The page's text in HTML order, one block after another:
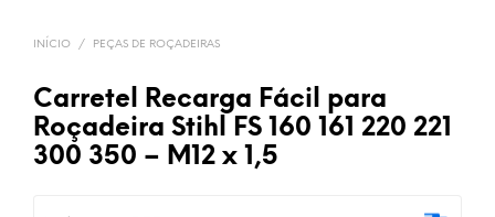
INÍCIO / PEÇAS DE ROÇADEIRAS
Carretel Recarga Fácil para
Roçadeira Stihl FS 160 161 220 221
300 350 – M12 x 1,5